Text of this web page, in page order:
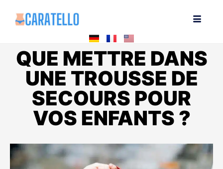
QUE METTRE DANS
UNE TROUSSE DE
SECOURS POUR
VOS ENFANTS ?